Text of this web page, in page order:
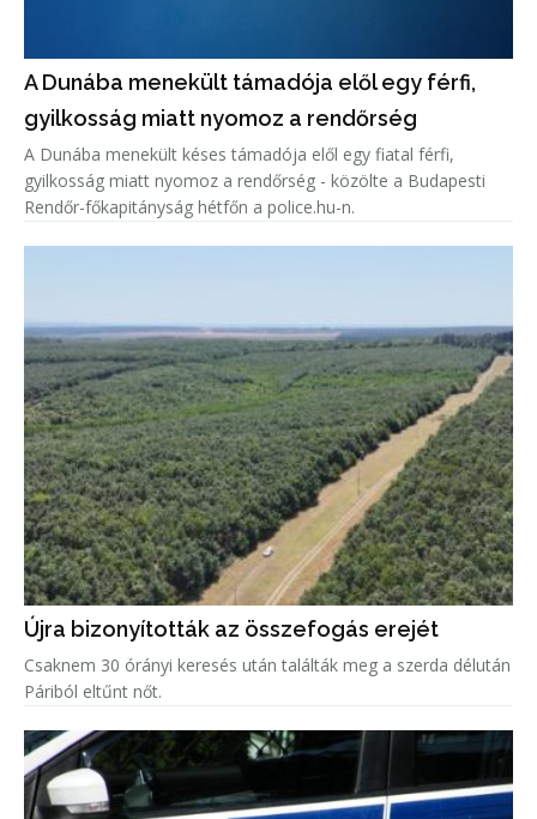
A Dunába menekült támadója elől egy férfi,
gyilkosság miatt nyomoz a rendőrség
A Dunába menekült késes támadója elől egy fiatal férfi,
gyilkosság miatt nyomoz a rendőrség - közölte a Budapesti
Rendőr-főkapitányság hétfőn a police.hu-n.
Újra bizonyították az összefogás erejét
Csaknem 30 órányi keresés után találták meg a szerda délután
Páriból eltűnt nőt.